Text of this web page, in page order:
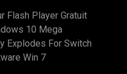
Flash Player Gratuit
10 Mega
Explodes For Switch
Win 7